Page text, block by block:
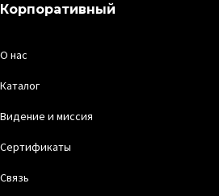
Корпоративный
О нас
Каталог
Видение и миссия
Сертификаты
Связь